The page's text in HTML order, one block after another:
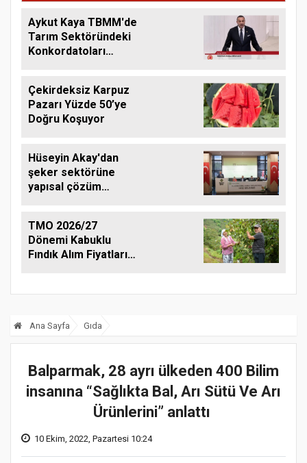
Aykut Kaya TBMM'de
Tarım Sektöründeki
Konkordatoları
Çekirdeksiz Karpuz
Pazarı Yüzde 50’ye
Doğru Koşuyor
Hüseyin Akay'dan
şeker sektörüne
yapısal çözüm
TMO 2026/27
Dönemi Kabuklu
Fındık Alım Fiyatlarını
Ana Sayfa Gıda
Balparmak, 28 ayrı ülkeden 400 Bilim
insanına “Sağlıkta Bal, Arı Sütü Ve Arı
Ürünlerini” anlattı
10 Ekim, 2022, Pazartesi 10:24